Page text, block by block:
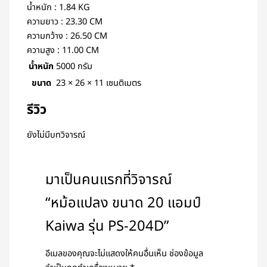
น้ำหนัก : 1.84 KG
ความยาว : 23.30 CM
ความกว้าง : 26.50 CM
ความสูง : 11.00 CM
น้ำหนัก 5000 กรัม
ขนาด 23 × 26 × 11 เซนติเมตร
รีวิว
ยังไม่มีบทวิจารณ์
มาเป็นคนแรกที่วิจารณ์
“หม้อแปลง ขนาด 20 แอมป์
Kaiwa รุ่น PS-204D”
อีเมลของคุณจะไม่แสดงให้คนอื่นเห็น ช่องข้อมูล